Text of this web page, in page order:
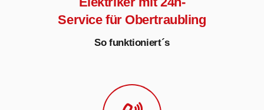
Service für Obertraubling
So funktioniert´s